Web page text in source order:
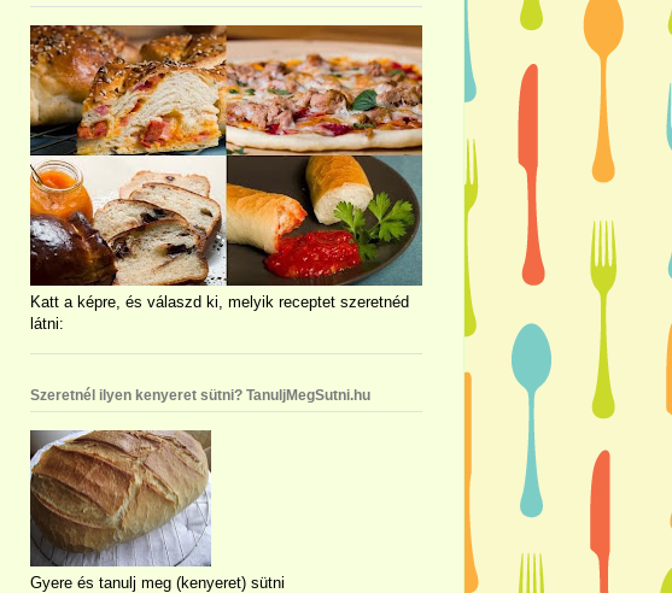
Katt a képre, és válaszd ki, melyik receptet szeretnéd
látni:
Szeretnél ilyen kenyeret sütni? TanuljMegSutni.hu
Gyere és tanulj meg (kenyeret) sütni